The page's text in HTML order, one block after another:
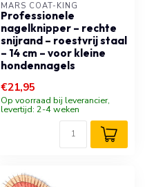
MARS COAT-KING
Professionele
nagelknipper – rechte
snijrand – roestvrij staal
– 14 cm – voor kleine
hondennagels
€21,95
Op voorraad bij leverancier,
levertijd: 2-4 weken